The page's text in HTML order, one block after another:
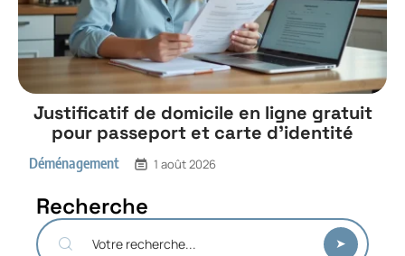
Justificatif de domicile en ligne gratuit
pour passeport et carte d’identité
Déménagement 1 août 2026
Recherche